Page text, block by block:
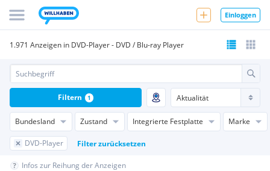
Einloggen
1.971 Anzeigen in DVD-Player - DVD / Blu-ray Player
Bundesland Zustand Integrierte Festplatte Marke
DVD-Player Filter zurücksetzen
Filtern 1
Infos zur Reihung der Anzeigen